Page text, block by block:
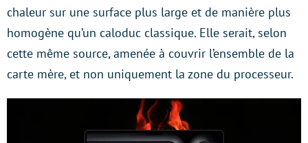
chaleur sur une surface plus large et de manière plus
homogène qu’un caloduc classique. Elle serait, selon
cette même source, amenée à couvrir l’ensemble de la
carte mère, et non uniquement la zone du processeur.